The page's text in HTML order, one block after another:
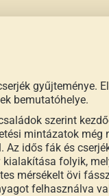
gyűjteménye.
bemutatóhelye.
szerint
mintázatok még
idős fák és
folyik,
mérsékelt övi
felhasználva